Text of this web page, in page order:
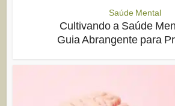
Saúde Mental
Cultivando a Saúde
Guia Abrangente para